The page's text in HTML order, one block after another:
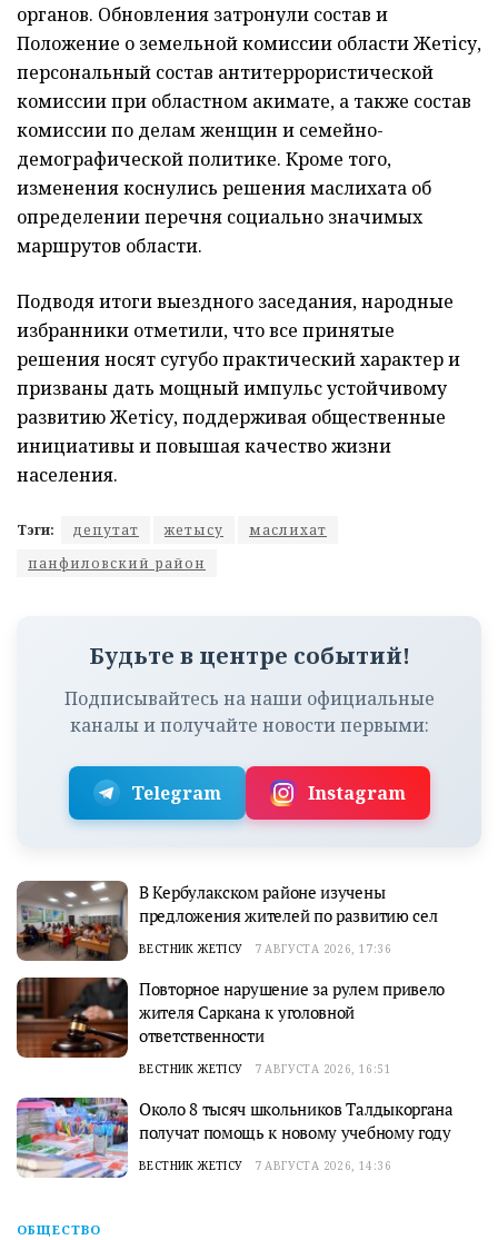
органов. Обновления затронули состав и
Положение о земельной комиссии области Жетісу,
персональный состав антитеррористической
комиссии при областном акимате, а также состав
комиссии по делам женщин и семейно-
демографической политике. Кроме того,
изменения коснулись решения маслихата об
определении перечня социально значимых
маршрутов области.
Подводя итоги выездного заседания, народные
избранники отметили, что все принятые
решения носят сугубо практический характер и
призваны дать мощный импульс устойчивому
развитию Жетісу, поддерживая общественные
инициативы и повышая качество жизни
населения.
Тэги: депутат жетысу
маслихат
панфиловский район
Будьте в центре событий!
Подписывайтесь на наши официальные
каналы и получайте новости первыми:
Telegram Instagram
В Кербулакском районе изучены
предложения жителей по развитию сел
ВЕСТНИК ЖЕТІСУ 7 АВГУСТА 2026, 17:36
Повторное нарушение за рулем привело
жителя Саркана к уголовной
ответственности
ВЕСТНИК ЖЕТІСУ 7 АВГУСТА 2026, 16:51
Около 8 тысяч школьников Талдыкоргана
получат помощь к новому учебному году
ВЕСТНИК ЖЕТІСУ 7 АВГУСТА 2026, 14:36
ОБЩЕСТВО